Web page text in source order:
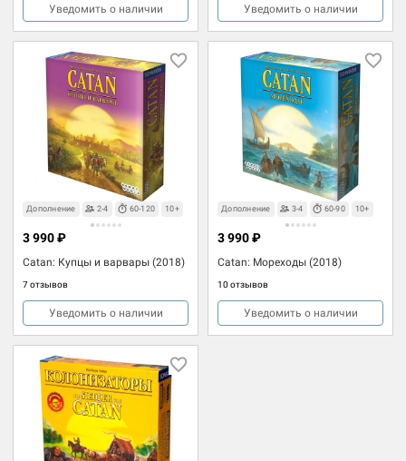
Уведомить о наличии Уведомить о наличии
Дополнение 2-4 60-120 10+
Catan: Купцы и варвары (2018)
7 отзывов
3 990 ₽
Уведомить о наличии
Дополнение 3-4 60-90 10+
Catan: Мореходы (2018)
10 отзывов
3 990 ₽
Уведомить о наличии